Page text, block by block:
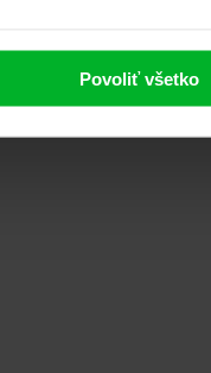
Povoliť všetko